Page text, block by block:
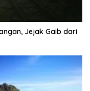
Jejak Gaib dari